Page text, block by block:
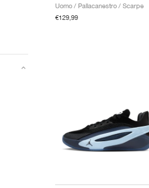
Uomo / Pallacanestro / Scarpe
€129,99